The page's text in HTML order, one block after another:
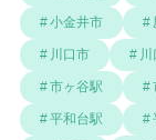
小金井市
川口市
市ヶ谷駅
平和台駅